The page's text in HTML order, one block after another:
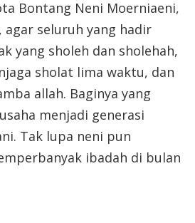
Bontang Neni Moerniaeni,
agar seluruh yang hadir
yang sholeh dan sholehah,
sholat lima waktu, dan
allah. Baginya yang
menjadi generasi
Tak lupa neni pun
ibadah di bulan